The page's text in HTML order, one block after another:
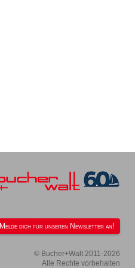
Melde dich für unseren Newsletter an!
© Bucher+Walt 2011-2026
Alle Rechte vorbehalten